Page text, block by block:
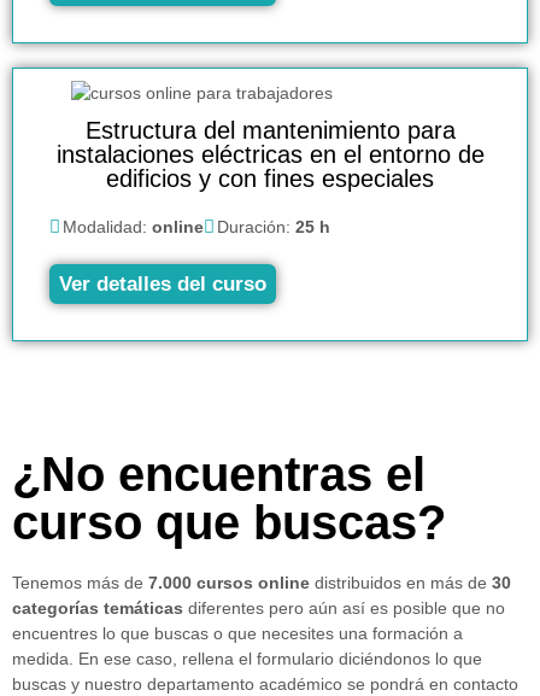
Estructura del mantenimiento para
instalaciones eléctricas en el entorno de
edificios y con fines especiales
Modalidad: online Duración: 25 h
Ver detalles del curso
¿No encuentras el
curso que buscas?
Tenemos más de 7.000 cursos online distribuidos en más de 30
categorías temáticas diferentes pero aún así es posible que no
encuentres lo que buscas o que necesites una formación a
medida. En ese caso, rellena el formulario diciéndonos lo que
buscas y nuestro departamento académico se pondrá en contacto